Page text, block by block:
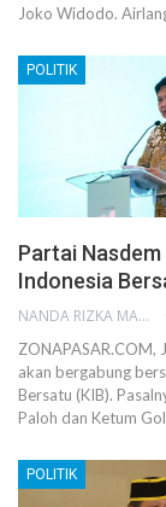
Joko Widodo.
POLITIK
Partai
Indonesia
NANDA RIZKA MAHENDRA
ZONAPASAR.COM,
akan bergabung
Bersatu (KIB).
Paloh dan Ketum
POLITIK